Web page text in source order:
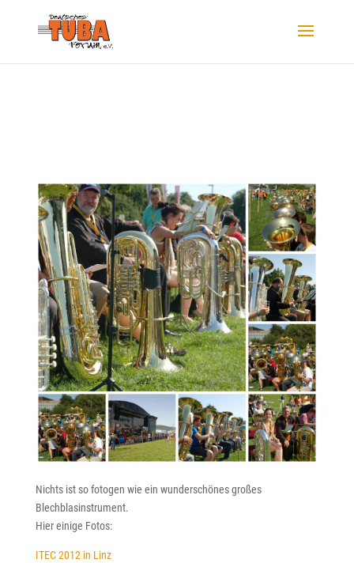
Nichts ist so fotogen wie ein wunderschönes großes
Blechblasinstrument.
Hier einige Fotos:
ITEC 2012 in Linz